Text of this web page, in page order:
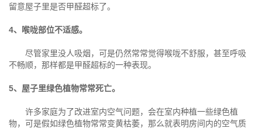
留意屋子里是否甲醛超标了。
4、喉咙部位不适感。
尽管家里没人吸烟，可是仍然常常觉得喉咙不舒服，甚至呼吸
不畅顺，那样都是甲醛超标的一种表现。
5、屋子里绿色植物常常死亡。
许多家庭为了改进室内空气问题，会在室内种植一些绿色植
物，可是假如绿色植物常常变黄枯萎，那么就表明房间内的空气质